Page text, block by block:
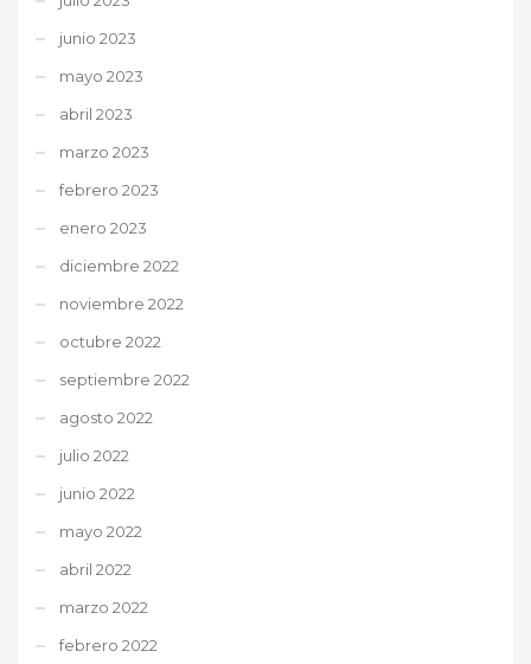
junio 2023
mayo 2023
abril 2023
marzo 2023
febrero 2023
enero 2023
diciembre 2022
noviembre 2022
octubre 2022
septiembre 2022
agosto 2022
julio 2022
junio 2022
mayo 2022
abril 2022
marzo 2022
febrero 2022